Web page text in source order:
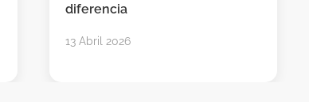
diferencia
13 Abril 2026